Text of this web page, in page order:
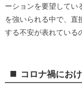
ーションを要望してい
を強いられる中で、
する不安が表れている
■ コロナ禍にお